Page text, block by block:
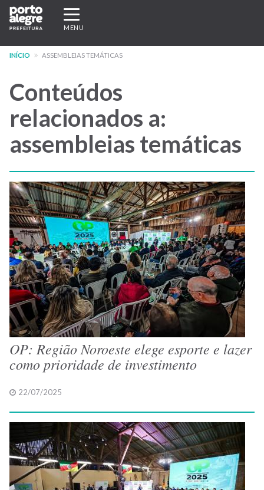
Pular
para
conteúdo
Expandir/recolher
navegação
MENU
INÍCIO ASSEMBLEIAS TEMÁTICAS
Conteúdos
relacionados a:
assembleias temáticas
OP: Região Noroeste elege esporte e lazer
como prioridade de investimento
22/07/2025